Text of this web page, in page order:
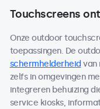
Touchscreens
Onze outdoor
toepassingen. De
schermhelderheid van
zelfs in omgevingen
integreren behuizing
service kiosks,